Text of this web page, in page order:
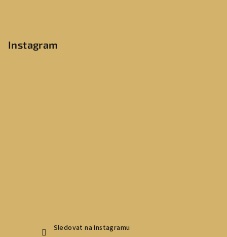
Instagram
Sledovat na Instagramu